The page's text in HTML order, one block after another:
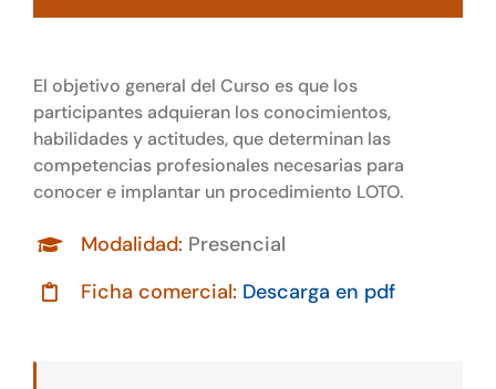
El objetivo general del Curso es que los
participantes adquieran los conocimientos,
habilidades y actitudes, que determinan las
competencias profesionales necesarias para
conocer e implantar un procedimiento LOTO.
Modalidad: Presencial
Ficha comercial: Descarga en pdf